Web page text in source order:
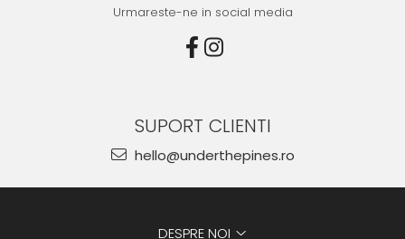
Urmareste-ne in social media
SUPORT CLIENTI
hello@underthepines.ro
DESPRE NOI